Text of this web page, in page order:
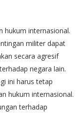
hukum internasional.
militer dapat
secara agresif
negara lain.
ini harus tetap
hukum internasional.
terhadap